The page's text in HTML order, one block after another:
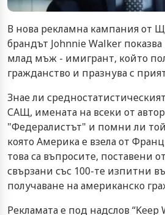
В нова рекламна кампания от
брандът Johnnie Walker
млад мъж - имигрант, който
гражданство и празнува с
Знае ли
САЩ, имената на всеки от
"Федералистът" и помни ли
която Америка е взела от
това са въпросите, поставени
свързани със 100-те изпитни
получаване на американско
Рекламата е под надслов “Keep